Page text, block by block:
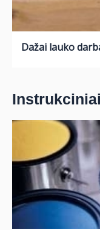
Dažai lauko